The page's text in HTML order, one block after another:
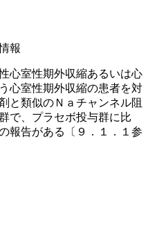
報
心室性期外収縮あるいは心
心室性期外収縮の患者を対
と類似のＮａチャンネル阻
で、プラセボ投与群に比
報告がある〔９．１．１参